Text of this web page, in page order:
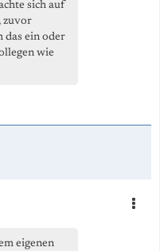
sich auf
zuvor
das ein oder
wie
eigenen